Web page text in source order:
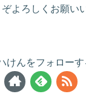
よろしくお願い
けんをフォローす